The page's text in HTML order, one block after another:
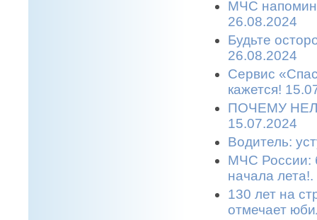
МЧС
26.08.2024
Будьте
26.08.2024
Сервис
кажется!
ПОЧЕМУ
15.07.2024
Водитель:
МЧС России:
начала
130 лет на
отмечает